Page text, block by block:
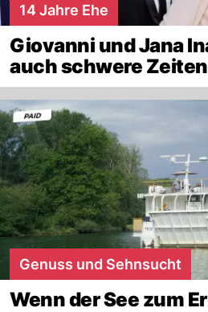
14 Jahre Ehe
Giovanni und Jana
auch schwere
Genuss und Sehnsucht
Wenn der See zum